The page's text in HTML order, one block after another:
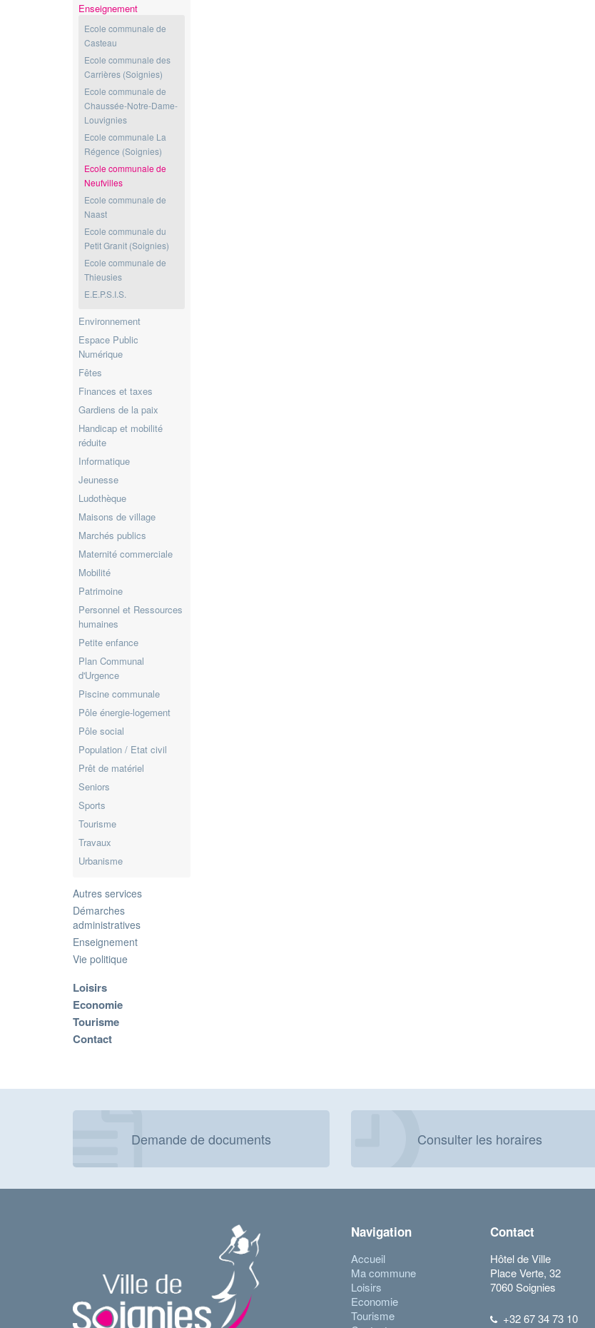
Enseignement
Ecole communale de
Casteau
Ecole communale des
Carrières (Soignies)
Ecole communale de
Chaussée-Notre-Dame-
Louvignies
Ecole communale La
Régence (Soignies)
Ecole communale de
Neufvilles
Ecole communale de
Naast
Ecole communale du
Petit Granit (Soignies)
Ecole communale de
Thieusies
E.E.P.S.I.S.
Environnement
Espace Public
Numérique
Fêtes
Finances et taxes
Gardiens de la paix
Handicap et mobilité
réduite
Informatique
Jeunesse
Ludothèque
Maisons de village
Marchés publics
Maternité commerciale
Mobilité
Patrimoine
Personnel et Ressources
humaines
Petite enfance
Plan Communal
d'Urgence
Piscine communale
Pôle énergie-logement
Pôle social
Population / Etat civil
Prêt de matériel
Seniors
Sports
Tourisme
Travaux
Urbanisme
Autres services
Démarches
administratives
Enseignement
Vie politique
Loisirs
Economie
Tourisme
Contact
Demande de documents Consulter les horaires
Navigation
Accueil
Ma commune
Loisirs
Economie
Tourisme
Contact
Hôtel de Ville
Place Verte, 32
7060 Soignies
+32 67 34 73 10